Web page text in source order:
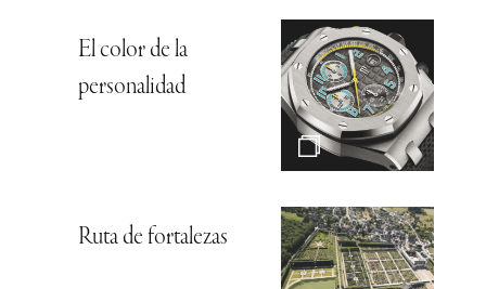
El color de la
personalidad
Ruta de fortalezas